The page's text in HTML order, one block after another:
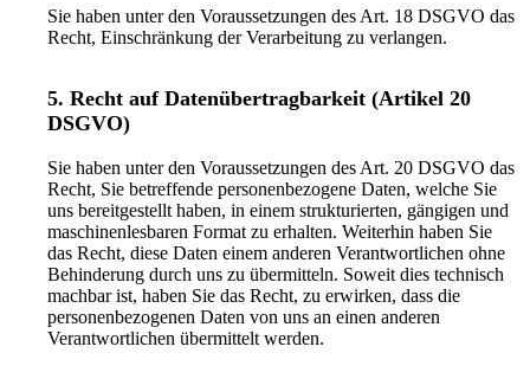
Sie haben unter den Voraussetzungen des Art. 18 DSGVO das
Recht, Einschränkung der Verarbeitung zu verlangen.
5. Recht auf Datenübertragbarkeit (Artikel 20
DSGVO)
Sie haben unter den Voraussetzungen des Art. 20 DSGVO das
Recht, Sie betreffende personenbezogene Daten, welche Sie
uns bereitgestellt haben, in einem strukturierten, gängigen und
maschinenlesbaren Format zu erhalten. Weiterhin haben Sie
das Recht, diese Daten einem anderen Verantwortlichen ohne
Behinderung durch uns zu übermitteln. Soweit dies technisch
machbar ist, haben Sie das Recht, zu erwirken, dass die
personenbezogenen Daten von uns an einen anderen
Verantwortlichen übermittelt werden.